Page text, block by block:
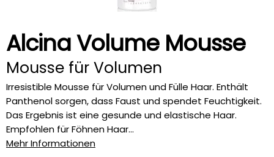
Alcina Volume Mousse
Mousse für Volumen
Irresistible Mousse für Volumen und Fülle Haar. Enthält
Panthenol sorgen, dass Faust und spendet Feuchtigkeit.
Das Ergebnis ist eine gesunde und elastische Haar.
Empfohlen für Föhnen Haar...
Mehr Informationen